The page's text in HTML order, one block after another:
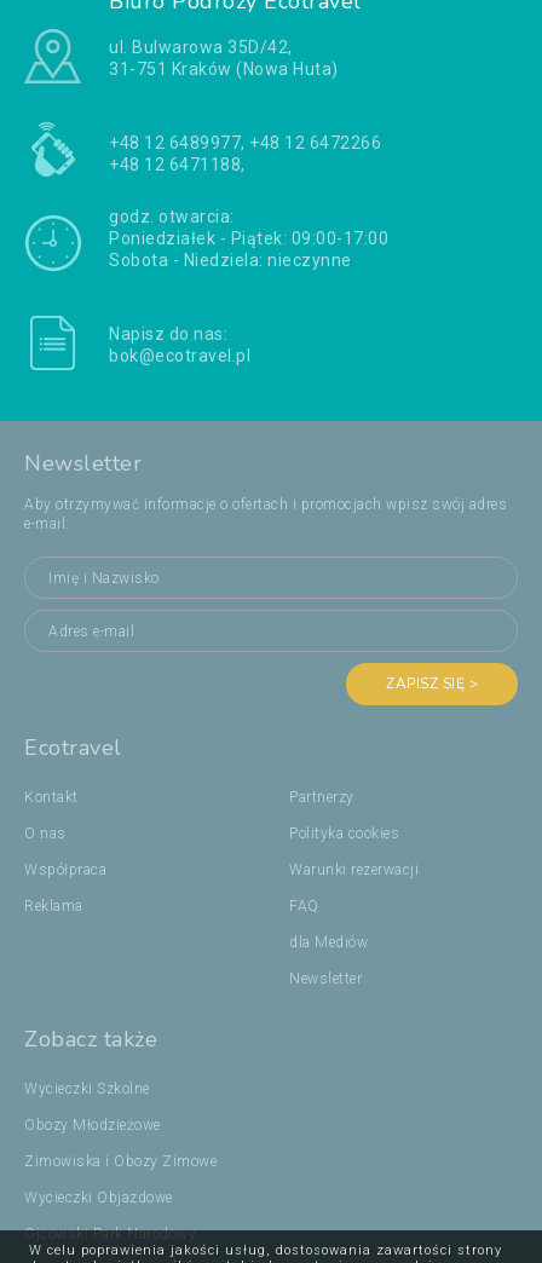
ul. Bulwarowa 35D/42,
31-751 Kraków (Nowa Huta)
+48 12 6489977, +48 12 6472266
+48 12 6471188,
godz. otwarcia:
Poniedziałek - Piątek: 09:00-17:00
Sobota - Niedziela: nieczynne
Napisz do nas:
bok@ecotravel.pl
Newsletter
Aby otrzymywać informacje o ofertach i promocjach wpisz swój adres
e-mail:
ZAPISZ SIĘ >
Ecotravel
Kontakt
O nas
Współpraca
Reklama
Partnerzy
Polityka cookies
Warunki rezerwacji
FAQ
dla Mediów
Newsletter
Zobacz także
Wycieczki Szkolne
Obozy Młodzieżowe
Zimowiska i Obozy Zimowe
Wycieczki Objazdowe
Ojcowski Park Narodowy
W celu poprawienia jakości usług, dostosowania zawartości strony